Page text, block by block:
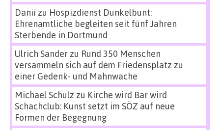
Danii zu Hospizdienst Dunkelbunt:
Ehrenamtliche begleiten seit fünf Jahren
Sterbende in Dortmund
Ulrich Sanderzu Rund 350 Menschen
versammeln sich auf dem Friedensplatz zu
einer Gedenk- und Mahnwache
Michael Schulz zu Kirche wird Bar wird
Schachclub: Kunst setzt im SÖZ auf neue
Formen der Begegnung